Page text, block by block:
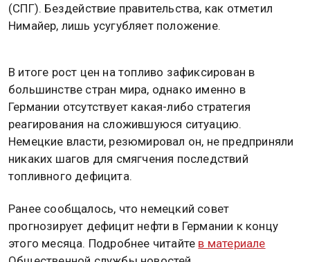
(СПГ). Бездействие правительства, как отметил
Нимайер, лишь усугубляет положение.
В итоге рост цен на топливо зафиксирован в
большинстве стран мира, однако именно в
Германии отсутствует какая-либо стратегия
реагирования на сложившуюся ситуацию.
Немецкие власти, резюмировал он, не предприняли
никаких шагов для смягчения последствий
топливного дефицита.
Ранее сообщалось, что немецкий совет
прогнозирует дефицит нефти в Германии к концу
этого месяца. Подробнее читайте в материале